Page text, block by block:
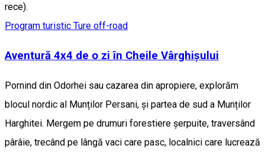
rece).
Program turistic Ture off-road
Aventură 4x4 de o zi în Cheile Vârghișului
Pornind din Odorhei sau cazarea din apropiere, explorăm
blocul nordic al Munților Persani, și partea de sud a Munților
Harghitei. Mergem pe drumuri forestiere șerpuite, traversând
pârâie, trecând pe lângă vaci care pasc, localnici care lucrează